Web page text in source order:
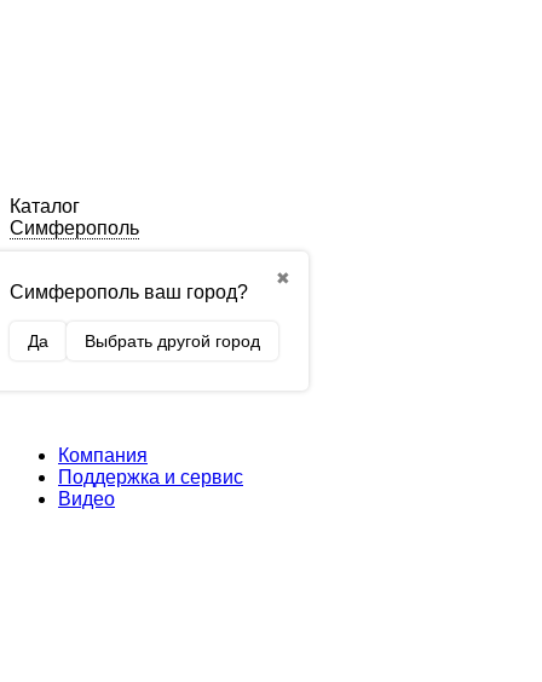
Каталог
Симферополь
✖
Симферополь ваш город?
Да Выбрать другой город
Компания
Поддержка и сервис
Видео